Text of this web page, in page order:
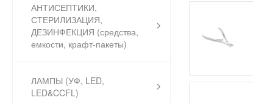
АНТИСЕПТИКИ,
СТЕРИЛИЗАЦИЯ,
ДЕЗИНФЕКЦИЯ (средства,
емкости, крафт-пакеты)
ЛАМПЫ (УФ, LED,
LED&CCFL)